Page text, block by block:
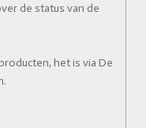
de status van de
het is via De